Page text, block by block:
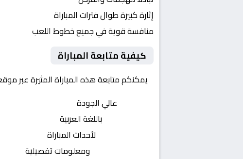
إثارة كبيرة طوال فترات المباراة
منافسة قوية في جميع خطوط اللعب
كيفية متابعة المباراة
يمكنكم متابعة هذه المباراة المثيرة عبر
عالي الجودة
باللغة العربية
لأحداث المباراة
ومعلومات تفصيلية